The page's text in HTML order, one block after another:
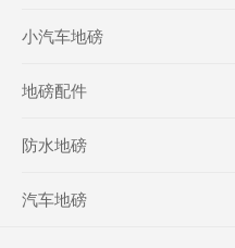
小汽车地磅
地磅配件
防水地磅
汽车地磅